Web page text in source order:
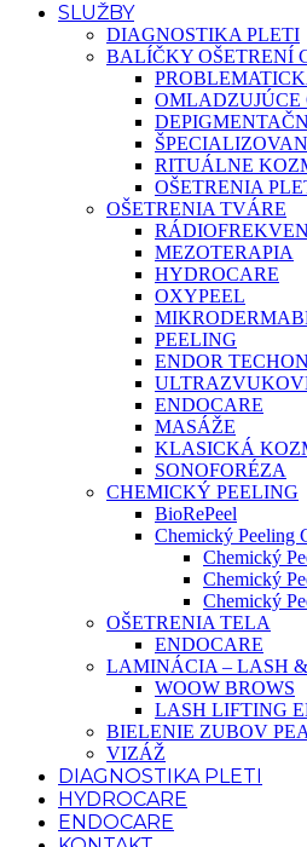
SLUŽBY
DIAGNOSTIKA PLETI
BALÍČKY OŠETRENÍ
OMLADZUJÚCE
RITUÁLNE
OŠETRENIA
OŠETRENIA TVÁRE
MEZOTERAPIA
HYDROCARE
OXYPEEL
PEELING
ENDOR
ENDOCARE
MASÁŽE
KLASICKÁ
SONOFORÉZA
CHEMICKÝ PEELING
BioRePeel
Chemický Peeling
Chemický
Chemický
Chemický
OŠETRENIA TELA
ENDOCARE
LAMINÁCIA – LASH
WOOW BROWS
LASH LIFTING
BIELENIE ZUBOV
VIZÁŽ
DIAGNOSTIKA PLETI
HYDROCARE
ENDOCARE